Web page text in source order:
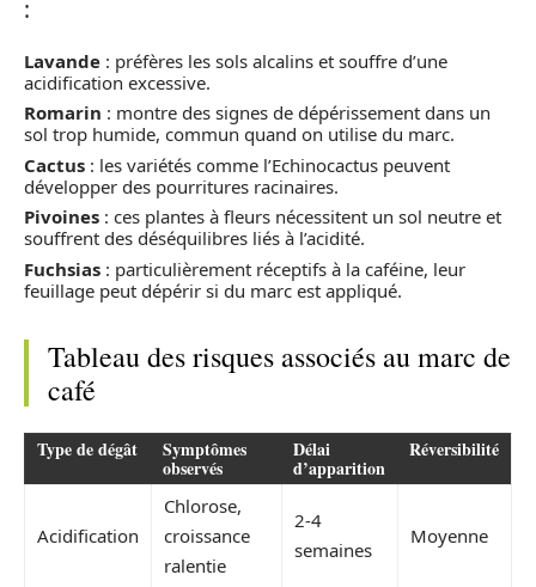
:
Lavande : préfères les sols alcalins et souffre d’une
acidification excessive.
Romarin : montre des signes de dépérissement dans un
sol trop humide, commun quand on utilise du marc.
Cactus : les variétés comme l’Echinocactus peuvent
développer des pourritures racinaires.
Pivoines : ces plantes à fleurs nécessitent un sol neutre et
souffrent des déséquilibres liés à l’acidité.
Fuchsias : particulièrement réceptifs à la caféine, leur
feuillage peut dépérir si du marc est appliqué.
Tableau des risques associés au marc de
café
Type de dégât Symptômes
observés
Délai
d’apparition
Réversibilité
Acidification
Chlorose,
croissance
ralentie
2-4
semaines
Moyenne